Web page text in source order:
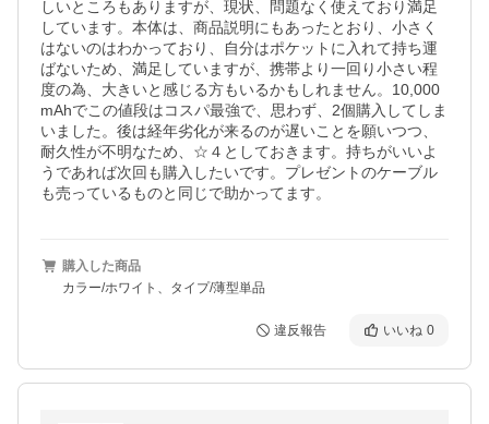
しいところもありますが、現状、問題なく使えており満足
しています。本体は、商品説明にもあったとおり、小さく
はないのはわかっており、自分はポケットに入れて持ち運
ばないため、満足していますが、携帯より一回り小さい程
度の為、大きいと感じる方もいるかもしれません。10,000
mAhでこの値段はコスパ最強で、思わず、2個購入してしま
いました。後は経年劣化が来るのが遅いことを願いつつ、
耐久性が不明なため、☆４としておきます。持ちがいいよ
うであれば次回も購入したいです。プレゼントのケーブル
も売っているものと同じで助かってます。
購入した商品
カラー/ホワイト、タイプ/薄型単品
違反報告 いいね 0